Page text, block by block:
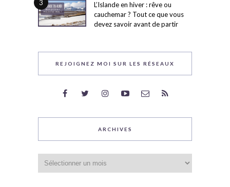
3
L’Islande en hiver : rêve ou
cauchemar ? Tout ce que vous
devez savoir avant de partir
REJOIGNEZ MOI SUR LES RÉSEAUX
ARCHIVES